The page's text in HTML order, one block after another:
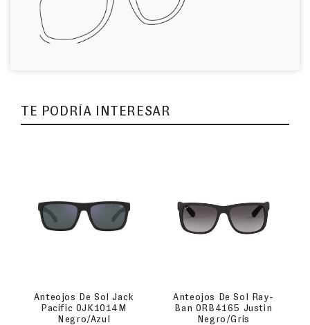
TE PODRÍA INTERESAR
Anteojos De Sol Jack
Pacific 0JK1014M
Negro/Azul
Anteojos De Sol Ray-
Ban 0RB4165 Justin
Negro/Gris